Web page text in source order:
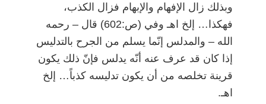
وبذلك زال الإفهام والإبهام فزال الكذب،
فهكذا… إلخ اهـ وفي (ص:602) قال
– رحمه
الله– والمدلس إنّما يسلم من الجرح بالتدليس
إذا كان قد عرف عنه أنّه يدلس فإنّ ذلك يكون
قرينة تخلصه من أن يكون تدليسه كذباً… إلخ
اهـ.